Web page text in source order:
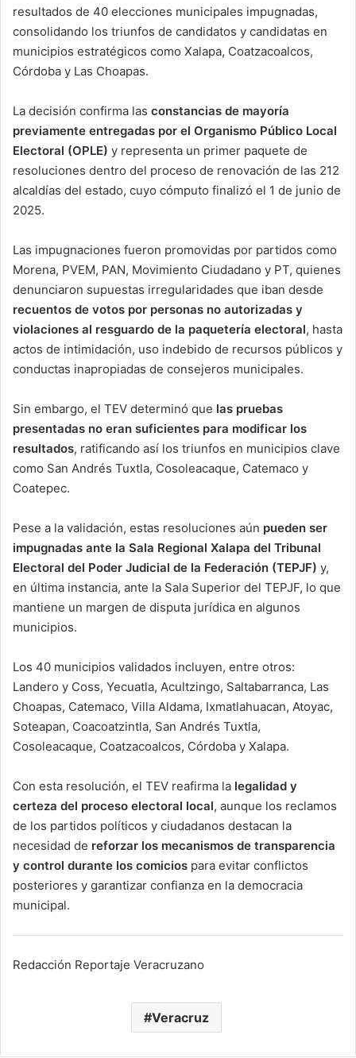
resultados de 40 elecciones municipales impugnadas,
consolidando los triunfos de candidatos y candidatas en
municipios estratégicos como Xalapa, Coatzacoalcos,
Córdoba y Las Choapas.
La decisión confirma las constancias de mayoría
previamente entregadas por el Organismo Público Local
Electoral (OPLE) y representa un primer paquete de
resoluciones dentro del proceso de renovación de las 212
alcaldías del estado, cuyo cómputo finalizó el 1 de junio de
2025.
Las impugnaciones fueron promovidas por partidos como
Morena, PVEM, PAN, Movimiento Ciudadano y PT, quienes
denunciaron supuestas irregularidades que iban desde
recuentos de votos por personas no autorizadas y
violaciones al resguardo de la paquetería electoral, hasta
actos de intimidación, uso indebido de recursos públicos y
conductas inapropiadas de consejeros municipales.
Sin embargo, el TEV determinó que las pruebas
presentadas no eran suficientes para modificar los
resultados, ratificando así los triunfos en municipios clave
como San Andrés Tuxtla, Cosoleacaque, Catemaco y
Coatepec.
Pese a la validación, estas resoluciones aún pueden ser
impugnadas ante la Sala Regional Xalapa del Tribunal
Electoral del Poder Judicial de la Federación (TEPJF) y,
en última instancia, ante la Sala Superior del TEPJF, lo que
mantiene un margen de disputa jurídica en algunos
municipios.
Los 40 municipios validados incluyen, entre otros:
Landero y Coss, Yecuatla, Acultzingo, Saltabarranca, Las
Choapas, Catemaco, Villa Aldama, Ixmatlahuacan, Atoyac,
Soteapan, Coacoatzintla, San Andrés Tuxtla,
Cosoleacaque, Coatzacoalcos, Córdoba y Xalapa.
Con esta resolución, el TEV reafirma la legalidad y
certeza del proceso electoral local, aunque los reclamos
de los partidos políticos y ciudadanos destacan la
necesidad de reforzar los mecanismos de transparencia
y control durante los comicios para evitar conflictos
posteriores y garantizar confianza en la democracia
municipal.
Redacción Reportaje Veracruzano
Veracruz